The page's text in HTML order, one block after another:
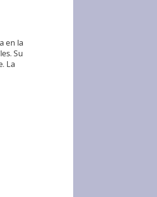
en la
Su
La